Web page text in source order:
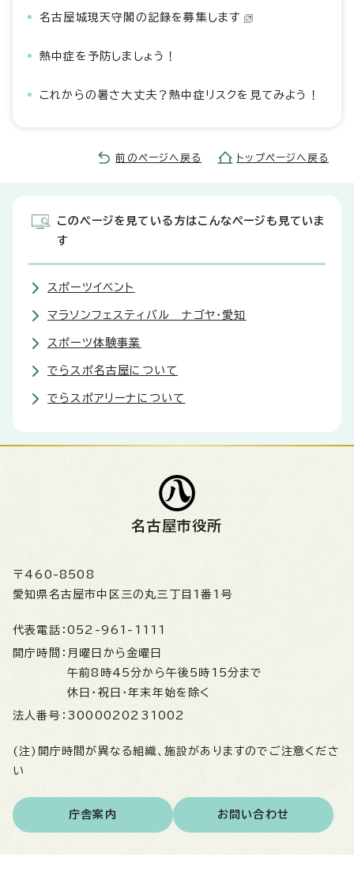
名古屋城現天守閣の記録を募集します
熱中症を予防しましょう！
これからの暑さ大丈夫？熱中症リスクを見てみよう！
前のページへ戻る トップページへ戻る
このページを見ている方はこんなページも見ていま
す
スポーツイベント
マラソンフェスティバル ナゴヤ・愛知
スポーツ体験事業
でらスポ名古屋について
でらスポアリーナについて
名古屋市役所
〒460-8508
愛知県名古屋市中区三の丸三丁目1番1号
代表電話： 052-961-1111
開庁時間： 月曜日から金曜日
午前8時45分から午後5時15分まで
休日・祝日・年末年始を除く
法人番号： 3000020231002
(注)開庁時間が異なる組織、施設がありますのでご注意くださ
い
庁舎案内 お問い合わせ